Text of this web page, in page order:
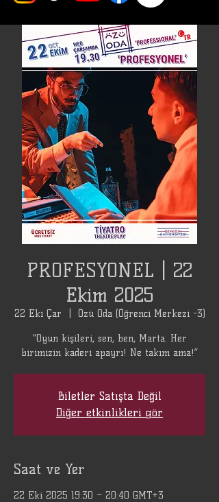
PROFESYONEL | 22
Ekim 2025
22 Eki Çar Özü Oda (Öğrenci Merkezi -3)
“Oyun kişileri, sen, ben, Marta. Her
Biletler Satışta Değil
Diğer etkinlikleri gör
Saat ve Yer
22 Eki 2025 19:30 – 20:40 GMT+3